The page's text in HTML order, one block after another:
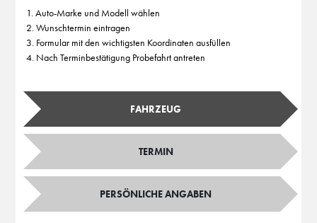
1. Auto-Marke und Modell wählen
2. Wunschtermin eintragen
3. Formular mit den wichtigsten Koordinaten ausfüllen
4. Nach Terminbestätigung Probefahrt antreten
FAHRZEUG
TERMIN
PERSÖNLICHE ANGABEN